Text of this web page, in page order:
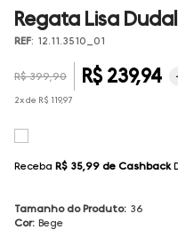
Regata Lisa
REF: 12.11.3510_01
R$ 399,90 R$ 239,94
2x de R$ 119,97
Receba R$ 35,99 de Cashback
Tamanho do Produto: 36
Cor: Bege